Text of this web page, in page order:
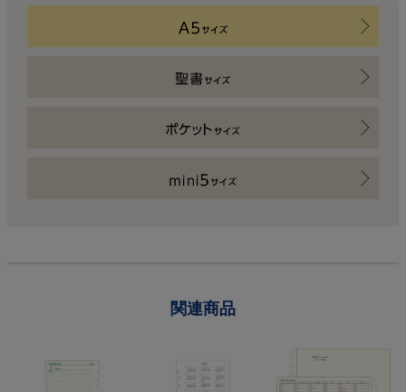
関連商品